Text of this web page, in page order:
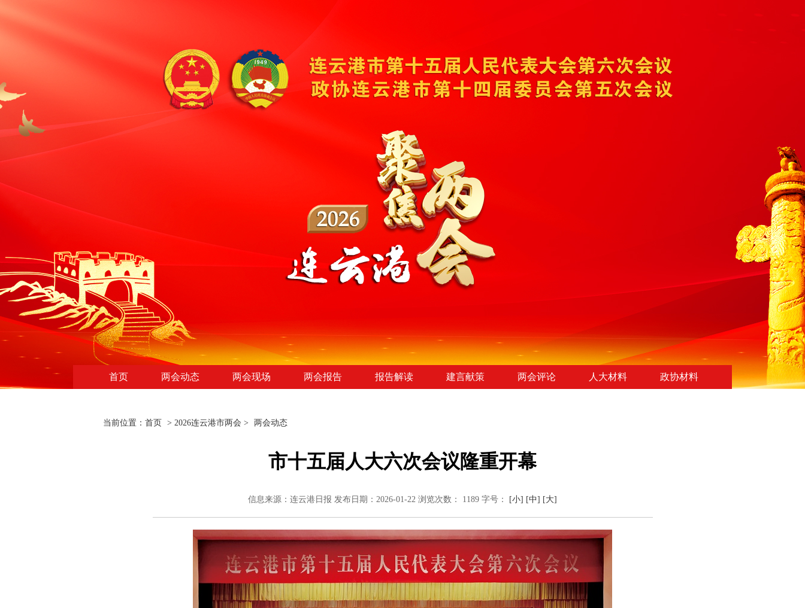
首页 两会动态 两会现场 两会报告 报告解读 建言献策 两会评论 人大材料 政协材料
当前位置： 首页 > 2026连云港市两会 > 两会动态
市十五届人大六次会议隆重开幕
信息来源：连云港日报 发布日期：2026-01-22 浏览次数： 1189 字号： [小] [中] [大]